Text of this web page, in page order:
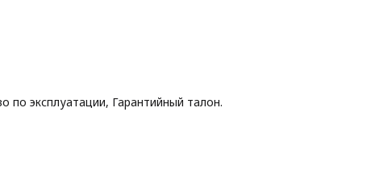
эксплуатации, Гарантийный талон.